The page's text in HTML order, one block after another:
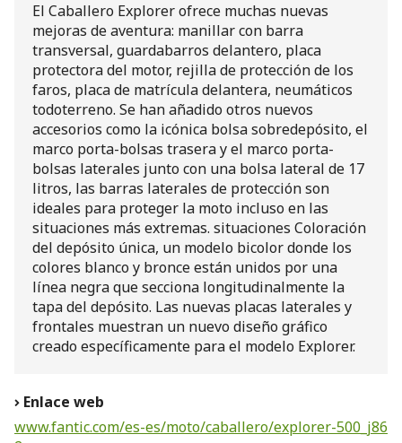
El Caballero Explorer ofrece muchas nuevas
mejoras de aventura: manillar con barra
transversal, guardabarros delantero, placa
protectora del motor, rejilla de protección de los
faros, placa de matrícula delantera, neumáticos
todoterreno. Se han añadido otros nuevos
accesorios como la icónica bolsa sobredepósito, el
marco porta-bolsas trasera y el marco porta-
bolsas laterales junto con una bolsa lateral de 17
litros, las barras laterales de protección son
ideales para proteger la moto incluso en las
situaciones más extremas. situaciones Coloración
del depósito única, un modelo bicolor donde los
colores blanco y bronce están unidos por una
línea negra que secciona longitudinalmente la
tapa del depósito. Las nuevas placas laterales y
frontales muestran un nuevo diseño gráfico
creado específicamente para el modelo Explorer.
Enlace web
www.fantic.com/es-es/moto/caballero/explorer-500_j86